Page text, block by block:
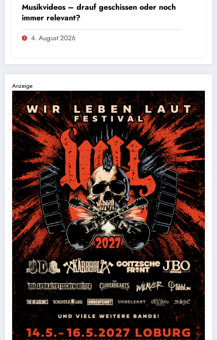
Musikvideos – drauf geschissen oder noch
immer relevant?
4. August 2026
Anzeige